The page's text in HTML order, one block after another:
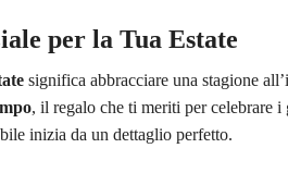
per la Tua Estate
significa abbracciare una stagione
, il regalo che ti meriti per celebrare
inizia da un dettaglio perfetto.